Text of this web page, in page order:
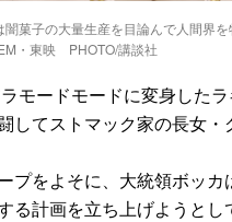
闇菓子の大量生産を目論んで人間
・東映 PHOTO/講談社
モードモードに変身した
してストマック家の長女・
プをよそに、大統領ボッ
る計画を立ち上げようとし